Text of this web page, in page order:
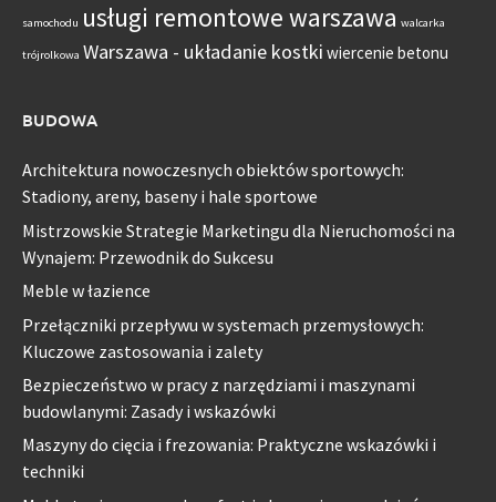
samochodu usługi remontowe warszawa walcarka
trójrolkowa Warszawa - układanie kostki wiercenie betonu
BUDOWA
Architektura nowoczesnych obiektów sportowych:
Stadiony, areny, baseny i hale sportowe
Mistrzowskie Strategie Marketingu dla Nieruchomości na
Wynajem: Przewodnik do Sukcesu
Meble w łazience
Przełączniki przepływu w systemach przemysłowych:
Kluczowe zastosowania i zalety
Bezpieczeństwo w pracy z narzędziami i maszynami
budowlanymi: Zasady i wskazówki
Maszyny do cięcia i frezowania: Praktyczne wskazówki i
techniki